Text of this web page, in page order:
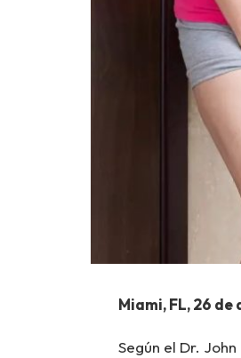
Miami, FL, 26
Según el Dr.